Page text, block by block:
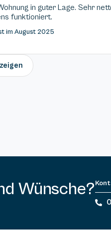
in guter Lage. Sehr
funktioniert.
im August 2025
Wünsche?